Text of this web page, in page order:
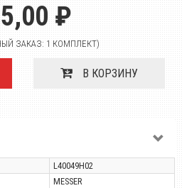
₽
ЗАКАЗ: 1 КОМПЛЕКТ)
В КОРЗИНУ
L40049H02
MESSER